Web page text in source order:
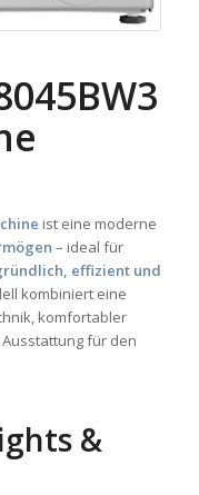
ist eine moderne
– ideal für
effizient und
kombiniert eine
komfortabler
für den
&